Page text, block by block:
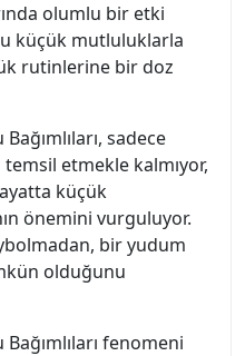
olumlu bir etki
küçük mutluluklarla
rutinlerine bir doz
sadece
etmekle kalmıyor,
küçük
önemini vurguluyor.
bir yudum
olduğunu
fenomeni